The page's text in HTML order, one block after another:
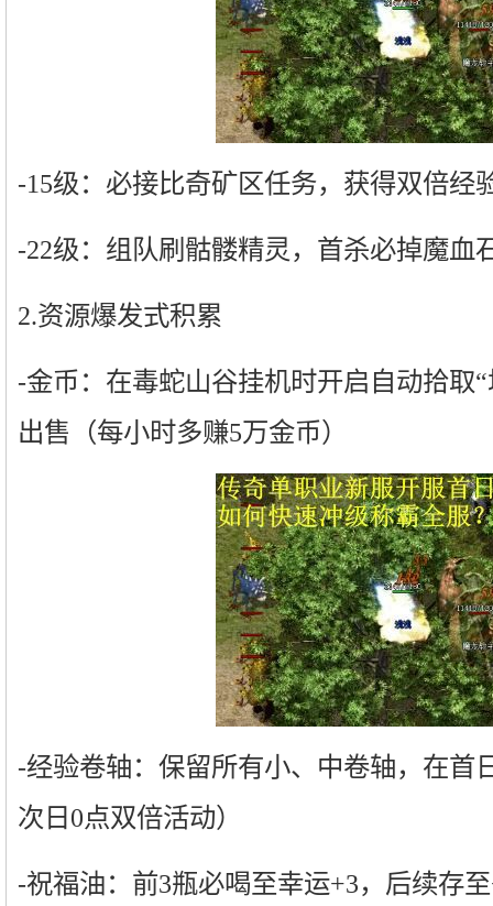
-15级：必接比奇矿区任务，获得双倍经
-22级：组队刷骷髅精灵，首杀必掉魔血
2.资源爆发式积累
-金币：在毒蛇山谷挂机时开启自动拾取
出售（每小时多赚5万金币）
-经验卷轴：保留所有小、中卷轴，在首
次日0点双倍活动）
-祝福油：前3瓶必喝至幸运+3，后续存